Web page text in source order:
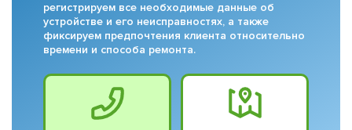
регистрируем все необходимые данные об
устройстве и его неисправностях, а также
фиксируем предпочтения клиента относительно
времени и способа ремонта.